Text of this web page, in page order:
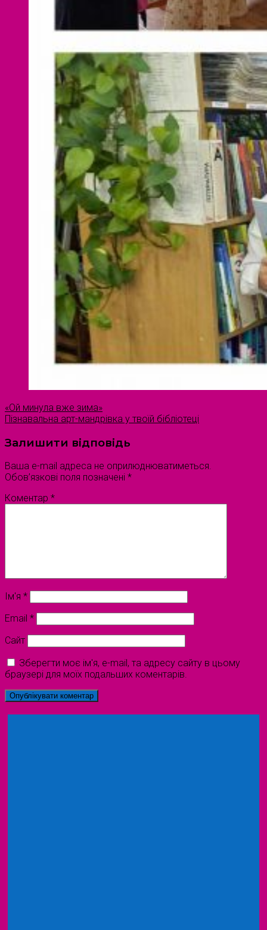
«Ой минула вже зима»
Пізнавальна арт-мандрівка у твоїй бібліотеці
Залишити відповідь
Ваша e-mail адреса не оприлюднюватиметься.
Обов’язкові поля позначені *
Коментар *
Ім'я *
Email *
Сайт
Зберегти моє ім'я, e-mail, та адресу сайту в цьому
браузері для моїх подальших коментарів.